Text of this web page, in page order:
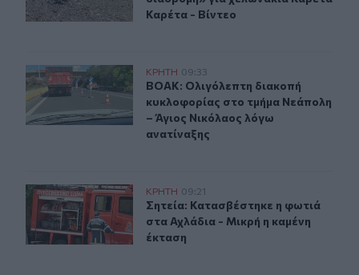
Καρέτα - Βίντεο
ΒΟΑΚ: Ολιγόλεπτη διακοπή κυκλοφορίας στο τμήμα
ΚΡΗΤΗ 09:33
ΒΟΑΚ: Ολιγόλεπτη διακοπή
ΒΟΑΚ: Ολιγόλεπτη διακοπή
κυκλοφορίας στο τμήμα Νεάπολη
– Άγιος Νικόλαος λόγω
ανατίναξης
Σητεία: Κατασβέστηκε η φωτιά στα Αχλάδια - Μικρή η
ΚΡΗΤΗ 09:21
Σητεία: Κατασβέστηκε η φωτιά
Σητεία: Κατασβέστηκε η φωτιά
στα Αχλάδια - Μικρή η καμένη
έκταση